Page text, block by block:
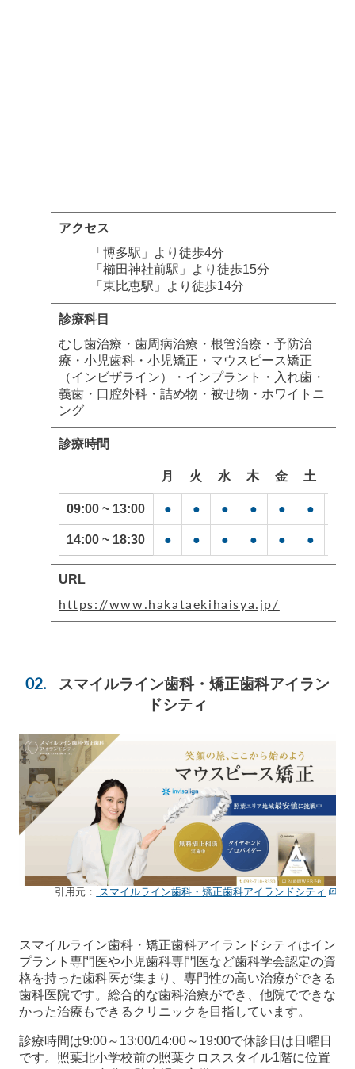
アクセス
「博多駅」より徒歩4分
「櫛田神社前駅」より徒歩15分
「東比恵駅」より徒歩14分
診療科目
むし歯治療・歯周病治療・根管治療・予防治
療・小児歯科・小児矯正・マウスピース矯正
（インビザライン）・インプラント・入れ歯・
義歯・口腔外科・詰め物・被せ物・ホワイトニ
ング
診療時間
月 火 水 木 金 土
09:00 ~ 13:00 ● ● ● ● ● ●
14:00 ~ 18:30 ● ● ● ● ● ●
URL
https://www.hakataekihaisya.jp/
スマイルライン歯科・矯正歯科アイラン
ドシティ
引用元： スマイルライン歯科・矯正歯科アイランドシティ
スマイルライン歯科・矯正歯科アイランドシティはイン
プラント専門医や小児歯科専門医など歯科学会認定の資
格を持った歯科医が集まり、専門性の高い治療ができる
歯科医院です。総合的な歯科治療ができ、他院でできな
かった治療もできるクリニックを目指しています。
診療時間は9:00～13:00/14:00～19:00で休診日は日曜日
です。照葉北小学校前の照葉クロススタイル1階に位置